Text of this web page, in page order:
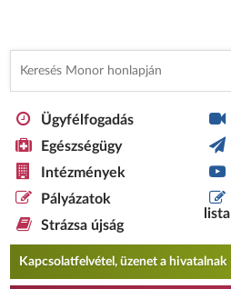
Ügyfélfogadás
Egészségügy
Intézmények
Pályázatok
Strázsa újság
lista
Kapcsolatfelvétel, üzenet a hivatalnak